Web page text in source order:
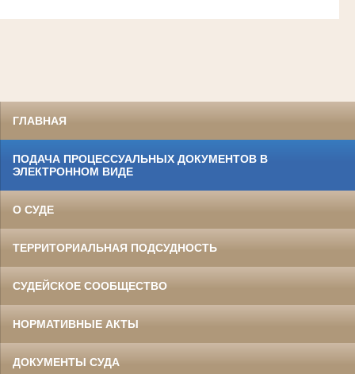
ГЛАВНАЯ
ПОДАЧА ПРОЦЕССУАЛЬНЫХ ДОКУМЕНТОВ В
ЭЛЕКТРОННОМ ВИДЕ
О СУДЕ
ТЕРРИТОРИАЛЬНАЯ ПОДСУДНОСТЬ
СУДЕЙСКОЕ СООБЩЕСТВО
НОРМАТИВНЫЕ АКТЫ
ДОКУМЕНТЫ СУДА